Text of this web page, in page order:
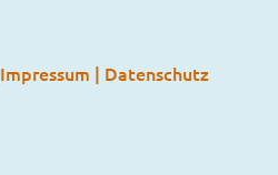
Impressum | Datenschutz